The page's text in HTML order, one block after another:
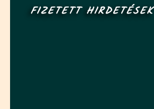
FIZETETT HIRDETÉSEK